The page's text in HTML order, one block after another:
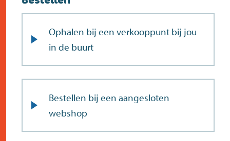
Ophalen bij een verkooppunt bij jou
in de buurt
Bestellen bij een aangesloten
webshop